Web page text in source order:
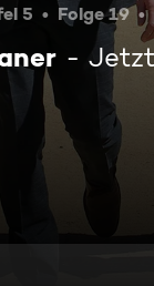
5 Folge 19